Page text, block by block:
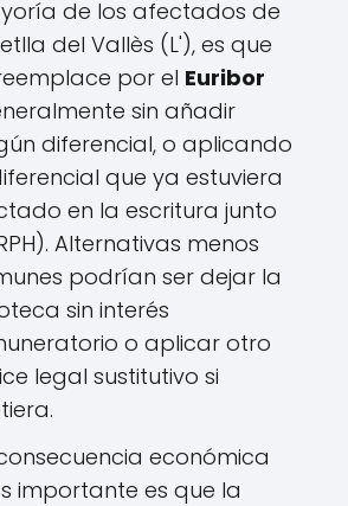
de los afectados de
del Vallès (L'), es que
por el Euribor
sin añadir
diferencial, o aplicando
que ya estuviera
en la escritura junto
Alternativas menos
podrían ser dejar la
sin interés
o aplicar otro
legal sustitutivo si
económica
importante es que la